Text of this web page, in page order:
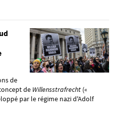
de
de Willensstrafrecht («
par le régime nazi d'Adolf